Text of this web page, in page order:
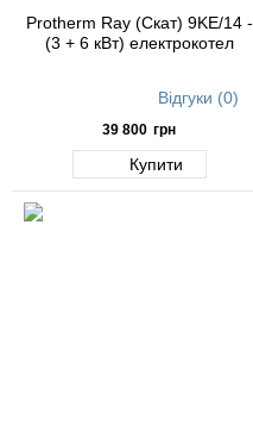
Protherm Ray (Скат) 9KE/14 -
(3 + 6 кВт) електрокотел
Відгуки (0)
39 800 грн
Купити